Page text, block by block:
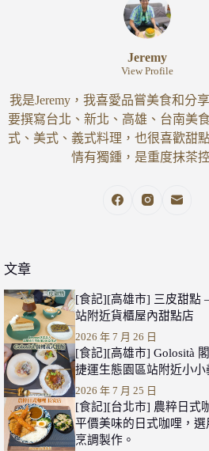
Jeremy
View Profile
我是Jeremy，我喜愛品嘗美食和分
要撰寫台北、新北、高雄、台南美
式、美式、義式料理，也很喜歡甜
情有獨鍾，是重度抹茶
文章
[食記][高雄市] 三皮甜點
站附近貨櫃屋內甜點店
2026 年 7 月 26 日
[食記][高雄市] Golosità
捷運生態園區站附近小小
2026 年 7 月 25 日
[食記][台北市] 農粹日式
平價美味的日式咖哩，
烹調製作。